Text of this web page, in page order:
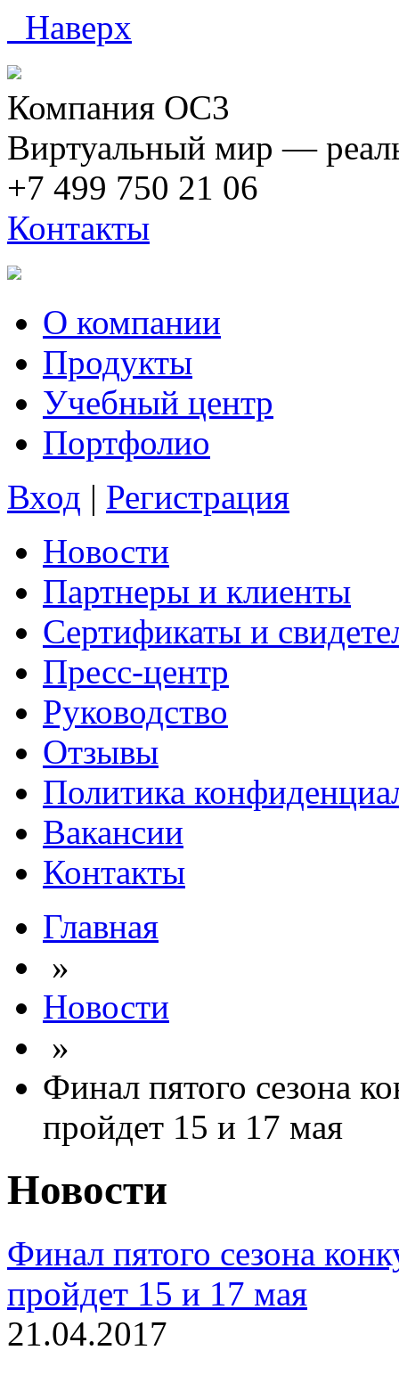
Наверх
Компания ОС3
Виртуальный мир —
+7 499 750 21 06
Контакты
О компании
Продукты
Учебный центр
Портфолио
Вход | Регистрация
Новости
Партнеры и клиенты
Сертификаты и
Пресс-центр
Руководство
Отзывы
Политика
Вакансии
Контакты
Главная
»
Новости
»
Финал пятого сезона
пройдет 15 и 17 мая
Новости
Финал пятого сезона
пройдет 15 и 17 мая
21.04.2017